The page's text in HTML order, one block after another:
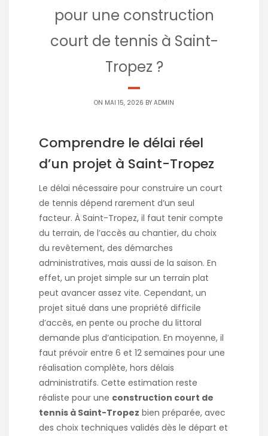
pour une construction
court de tennis à Saint-
Tropez ?
ON MAI 15, 2026 BY ADMIN
Comprendre le délai réel
d’un projet à Saint-Tropez
Le délai nécessaire pour construire un court
de tennis dépend rarement d’un seul
facteur. À Saint-Tropez, il faut tenir compte
du terrain, de l’accès au chantier, du choix
du revêtement, des démarches
administratives, mais aussi de la saison. En
effet, un projet simple sur un terrain plat
peut avancer assez vite. Cependant, un
projet situé dans une propriété difficile
d’accès, en pente ou proche du littoral
demande plus d’anticipation. En moyenne, il
faut prévoir entre 6 et 12 semaines pour une
réalisation complète, hors délais
administratifs. Cette estimation reste
réaliste pour une construction court de
tennis à Saint-Tropez bien préparée, avec
des choix techniques validés dès le départ et